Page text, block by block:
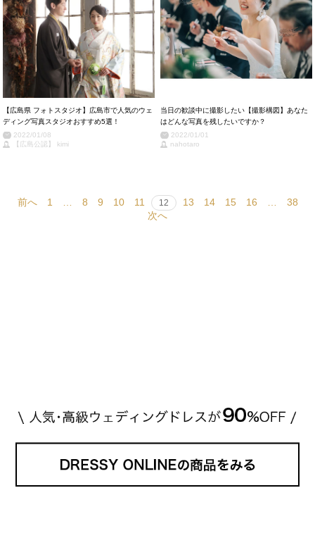
【広島県 フォトスタジオ】広島市で人気のウェ
ディング写真スタジオおすすめ5選！
2022/01/08
【広島公認】 kimi
当日の歓談中に撮影したい【撮影構図】あなた
はどんな写真を残したいですか？
2022/01/01
nahotaro
前へ 1 8 9 10 11 12 13 14 15 16
38
次へ